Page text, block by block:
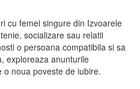
cu femei singure din Izvoarele
socializare sau relatii
o persoana compatibila si sa
exploreaza anunturile
noua poveste de iubire.